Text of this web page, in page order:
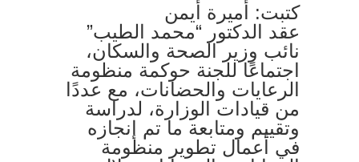
كتبت: أميرة أيمن
عقد الدكتور “محمد الطيب”
نائب وزير الصحة والسكان،
اجتماعًا للجنة حوكمة منظومة
الرعايات والحضانات، مع عددًا
من قيادات الوزارة، لدراسة
وتقييم ومتابعة ما تم إنجازه
في أعمال تطوير منظومة